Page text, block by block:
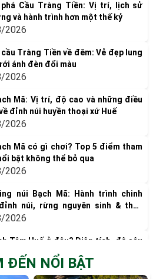
phá Cầu Tràng Tiền: Vị trí, lịch sử
và hành trình hơn một thế kỷ
2026
cầu Tràng Tiền về đêm: Vẻ đẹp lung
ánh đèn đổi màu
2026
Mã: Vị trí, độ cao và những điều
đỉnh núi huyền thoại xứ Huế
2026
Mã có gì chơi? Top 5 điểm tham
bật không thể bỏ qua
2026
núi Bạch Mã: Hành trình chinh
núi, rừng nguyên sinh & thác
đẹp
2026
Tâm Huế ở đâu? Diện tích, độ sâu
trò trong Kinh thành Huế xưa
2026
ĐẾN NỔI BẬT